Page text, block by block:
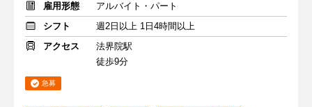
雇用形態
アルバイト・パート
シフト
週2日以上 1日4時間以上
アクセス
法界院駅
徒歩9分
急募